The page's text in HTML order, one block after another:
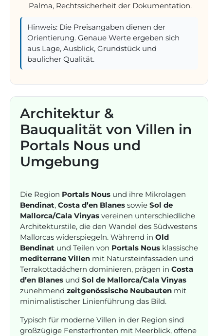
Palma, Rechtssicherheit der Dokumentation.
Hinweis: Die Preisangaben dienen der
Orientierung. Genaue Werte ergeben sich
aus Lage, Ausblick, Grundstück und
baulicher Qualität.
Architektur &
Bauqualität von Villen in
Portals Nous und
Umgebung
Die Region Portals Nous und ihre Mikrolagen
Bendinat, Costa d’en Blanes sowie Sol de
Mallorca/Cala Vinyas vereinen unterschiedliche
Architekturstile, die den Wandel des Südwestens
Mallorcas widerspiegeln. Während in Old
Bendinat und Teilen von Portals Nous klassische
mediterrane Villen mit Natursteinfassaden und
Terrakottadächern dominieren, prägen in Costa
d’en Blanes und Sol de Mallorca/Cala Vinyas
zunehmend zeitgenössische Neubauten mit
minimalistischer Linienführung das Bild.
Typisch für moderne Villen in der Region sind
großzügige Fensterfronten mit Meerblick, offene